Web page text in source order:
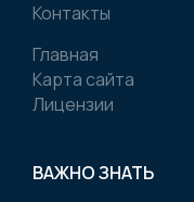
Контакты
Главная
Карта сайта
Лицензии
ВАЖНО ЗНАТЬ